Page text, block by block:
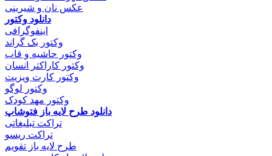
عکس نان و شیرینی
دانلود وکتور
اینفوگرافی
وکتور بک گراند
وکتور حاشیه و قاب
وکتور کاراکتر انسان
وکتور کارت ویزیت
وکتور لوگو
وکتور مهد کودک
دانلود طرح لایه باز فتوشاپ
تراکت تبلیغاتی
تراکت ریسو
طرح لایه باز تقویم